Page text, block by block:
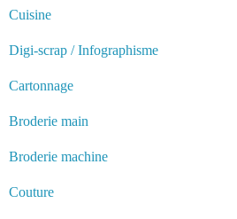
Cuisine
Digi-scrap / Infographisme
Cartonnage
Broderie main
Broderie machine
Couture